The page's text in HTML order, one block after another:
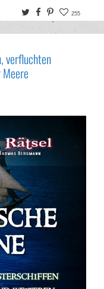
TwitterFacebook
Pinterest
255
verfluchten